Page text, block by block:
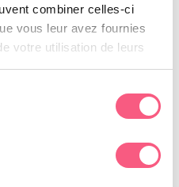
combiner celles-ci
vous leur avez fournies
votre utilisation de leurs